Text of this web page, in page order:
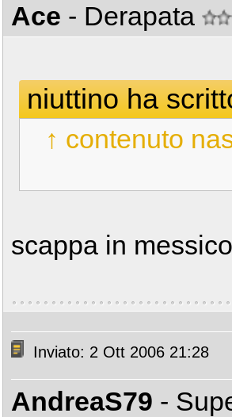
Ace - Derapata
niuttino ha
↑ contenuto
scappa in messico
Inviato: 2 Ott 2006 21:28
AndreaS79 -